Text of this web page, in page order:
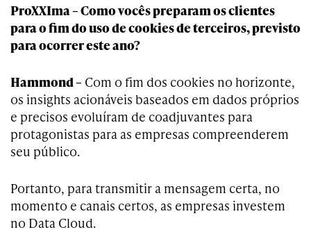
ProXXIma – Como vocês preparam os clientes
para o fim do uso de cookies de terceiros, previsto
para ocorrer este ano?
Hammond – Com o fim dos cookies no horizonte,
os insights acionáveis baseados em dados próprios
e precisos evoluíram de coadjuvantes para
protagonistas para as empresas compreenderem
seu público.
Portanto, para transmitir a mensagem certa, no
momento e canais certos, as empresas investem
no Data Cloud.